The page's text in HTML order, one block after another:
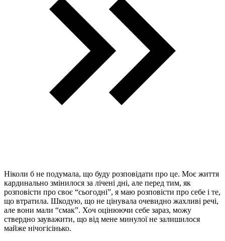
Ніколи б не подумала, що буду розповідати про це. Моє життя
кардинально змінилося за лічені дні, але перед тим, як
розповісти про своє “сьогодні”, я маю розповісти про себе і те,
що втратила. Шкодую, що не цінувала очевидно жахливі речі,
але вони мали “смак”. Хоч оцінюючи себе зараз, можу
ствердно зауважити, що від мене минулої не залишилося
майже нічогісінько.